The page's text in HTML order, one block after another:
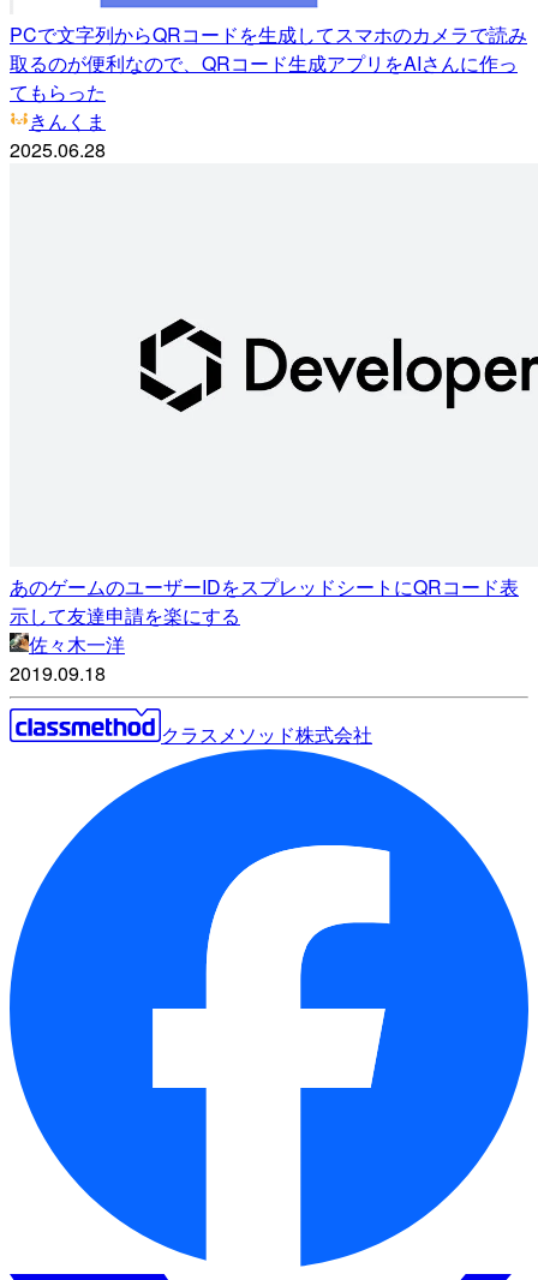
PCで文字列からQRコードを生成してスマホのカメラで読み
取るのが便利なので、QRコード生成アプリをAIさんに作っ
てもらった
きんくま
2025.06.28
あのゲームのユーザーIDをスプレッドシートにQRコード表
示して友達申請を楽にする
佐々木一洋
2019.09.18
クラスメソッド株式会社